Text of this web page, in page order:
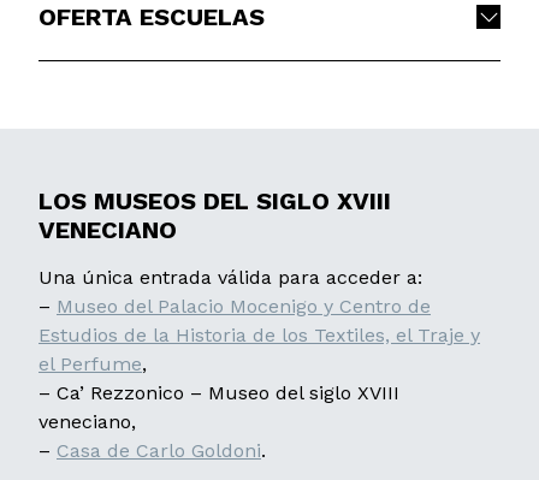
OFERTA ESCUELAS
LOS MUSEOS DEL SIGLO XVIII
VENECIANO
Una única entrada válida para acceder a:
– Museo del Palacio Mocenigo y Centro de
Estudios de la Historia de los Textiles, el Traje y
el Perfume,
– Ca’ Rezzonico – Museo del siglo XVIII
veneciano,
– Casa de Carlo Goldoni.